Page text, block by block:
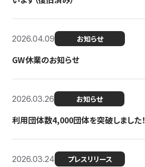
2026.04.09 お知らせ
GW休業のお知らせ
2026.03.26 お知らせ
利用団体数4,000団体を突破しました！
2026.03.24 プレスリリース